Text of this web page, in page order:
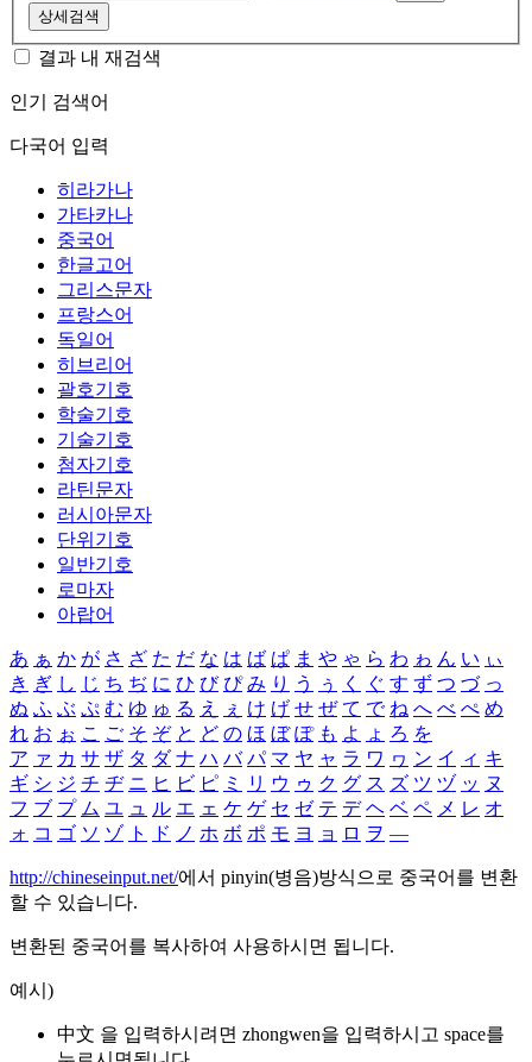
상세검색
결과 내 재검색
인기 검색어
다국어 입력
히라가나
가타카나
중국어
한글고어
그리스문자
프랑스어
독일어
히브리어
괄호기호
학술기호
기술기호
첨자기호
라틴문자
러시아문자
단위기호
일반기호
로마자
아랍어
あ ぁ か が さ ざ た だ な は ば ぱ ま や ゃ ら わ ゎ ん い ぃ
き ぎ し じ ち ぢ に ひ び ぴ み り う ぅ く ぐ す ず つ づ っ
ぬ ふ ぶ ぷ む ゆ ゅ る え ぇ け げ せ ぜ て で ね へ べ ぺ め
れ お ぉ こ ご そ ぞ と ど の ほ ぼ ぽ も よ ょ ろ を
ア ァ カ サ ザ タ ダ ナ ハ バ パ マ ヤ ャ ラ ワ ヮ ン イ ィ キ
ギ シ ジ チ ヂ ニ ヒ ビ ピ ミ リ ウ ゥ ク グ ス ズ ツ ヅ ッ ヌ
フ ブ プ ム ユ ュ ル エ ェ ケ ゲ セ ゼ テ デ ヘ ベ ペ メ レ オ
ォ コ ゴ ソ ゾ ト ド ノ ホ ボ ポ モ ヨ ョ ロ ヲ ―
http://chineseinput.net/에서 pinyin(병음)방식으로 중국어를 변환
할 수 있습니다.
변환된 중국어를 복사하여 사용하시면 됩니다.
예시)
中文 을 입력하시려면 zhongwen을 입력하시고 space를